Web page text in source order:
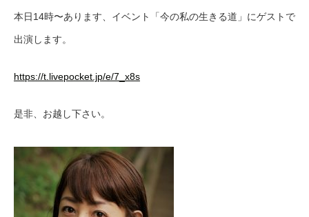
本日14時〜あります、イベント「今の私の生きる道」にゲストで
出演します。
https://t.livepocket.jp/e/7_x8s
是非、お越し下さい。